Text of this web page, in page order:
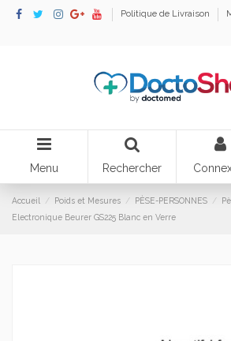
Politique de Livraison
Menu Rechercher
Accueil Poids et Mesures PÈSE-PERSONNES
Electronique Beurer GS225 Blanc en Verre